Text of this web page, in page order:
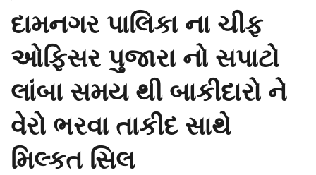
દામનગર પાલિકા ના ચીફ
ઓફિસર પુજારા નો સપાટો
લાંબા સમય થી બાકીદારો ને
વેરો ભરવા તાકીદ સાથે
મિલ્કત સિલ